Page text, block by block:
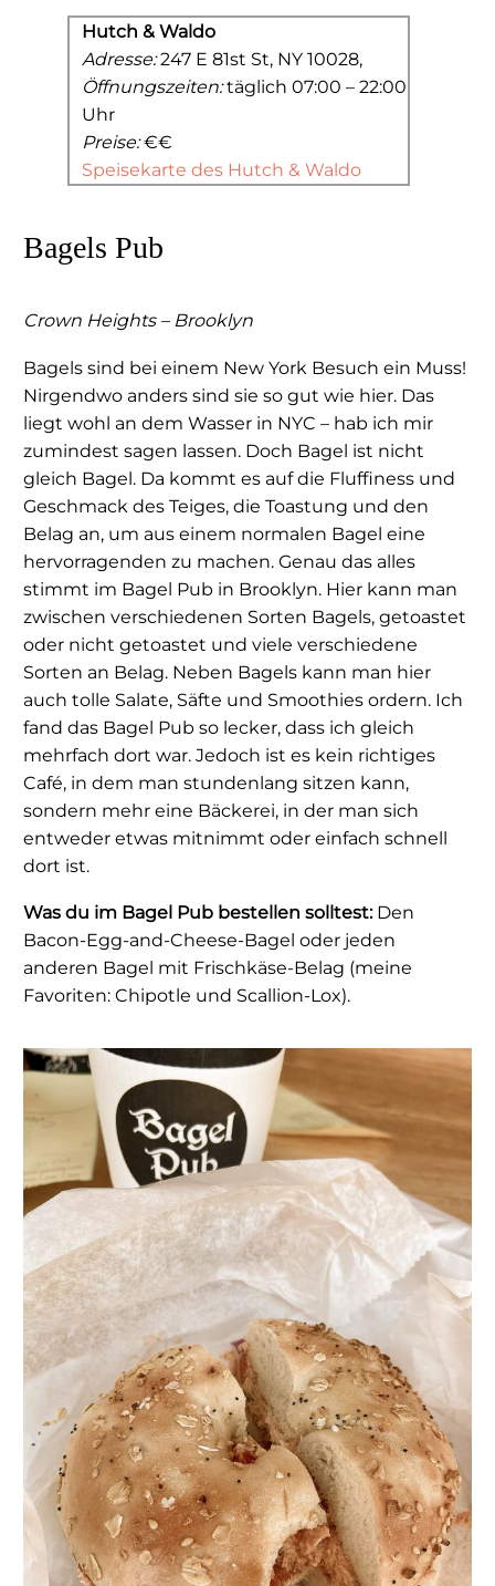
Hutch & Waldo
Adresse:247 E 81st St, NY 10028,
Öffnungszeiten:täglich 07:00 – 22:00
Uhr
Preise:€€
Speisekarte des Hutch & Waldo
Bagels Pub
Crown Heights – Brooklyn
Bagels sind bei einem New York Besuch ein Muss!
Nirgendwo anders sind sie so gut wie hier. Das
liegt wohl an dem Wasser in NYC – hab ich mir
zumindest sagen lassen. Doch Bagel ist nicht
gleich Bagel. Da kommt es auf die Fluffiness und
Geschmack des Teiges, die Toastung und den
Belag an, um aus einem normalen Bagel eine
hervorragenden zu machen. Genau das alles
stimmt im Bagel Pub in Brooklyn. Hier kann man
zwischen verschiedenen Sorten Bagels, getoastet
oder nicht getoastet und viele verschiedene
Sorten an Belag. Neben Bagels kann man hier
auch tolle Salate, Säfte und Smoothies ordern. Ich
fand das Bagel Pub so lecker, dass ich gleich
mehrfach dort war. Jedoch ist es kein richtiges
Café, in dem man stundenlang sitzen kann,
sondern mehr eine Bäckerei, in der man sich
entweder etwas mitnimmt oder einfach schnell
dort ist.
Was du im Bagel Pub bestellen solltest: Den
Bacon-Egg-and-Cheese-Bagel oder jeden
anderen Bagel mit Frischkäse-Belag (meine
Favoriten: Chipotle und Scallion-Lox).